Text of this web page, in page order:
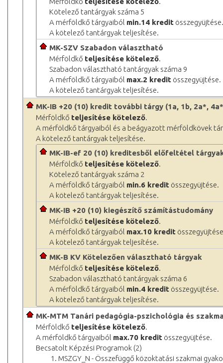
Kötelező tantárgyak száma 5
A mérföldkő tárgyaiból min.14 kredit összegyüjtése.
A kötelező tantárgyak teljesítése.
MK-SZV Szabadon választható
Mérföldkő teljesítése kötelező.
Szabadon választható tantárgyak száma 9
A mérföldkő tárgyaiból max.2 kredit összegyüjtése.
A kötelező tantárgyak teljesítése.
MK-IB +20 (10) kredit további tárgy (1a, 1b, 2a*,
Mérföldkő teljesítése kötelező.
A mérföldkő tárgyaiból és a beágyazott mérföldkövek
A kötelező tantárgyak teljesítése.
MK-IB-ef 20 (10) kreditesből előfeltétel
Mérföldkő teljesítése kötelező.
Kötelező tantárgyak száma 2
A mérföldkő tárgyaiból min.6 kredit összegyüjtése.
A kötelező tantárgyak teljesítése.
MK-IB +20 (10) kiegészítő számítástudomány
Mérföldkő teljesítése kötelező.
A mérföldkő tárgyaiból max.10 kredit
A kötelező tantárgyak teljesítése.
MK-B KV Kötelezően választható tárgyak
Mérföldkő teljesítése kötelező.
Szabadon választható tantárgyak száma 6
A mérföldkő tárgyaiból min.4 kredit összegyüjtése.
A kötelező tantárgyak teljesítése.
MK-MTM Tanári pedagógia-pszichológia és
Mérföldkő teljesítése kötelező.
A mérföldkő tárgyaiból max.70 kredit összegyüjtése.
Becsatolt Képzési Programok (2)
1. MSZGY_N - Összefüggő közoktatási szakmai